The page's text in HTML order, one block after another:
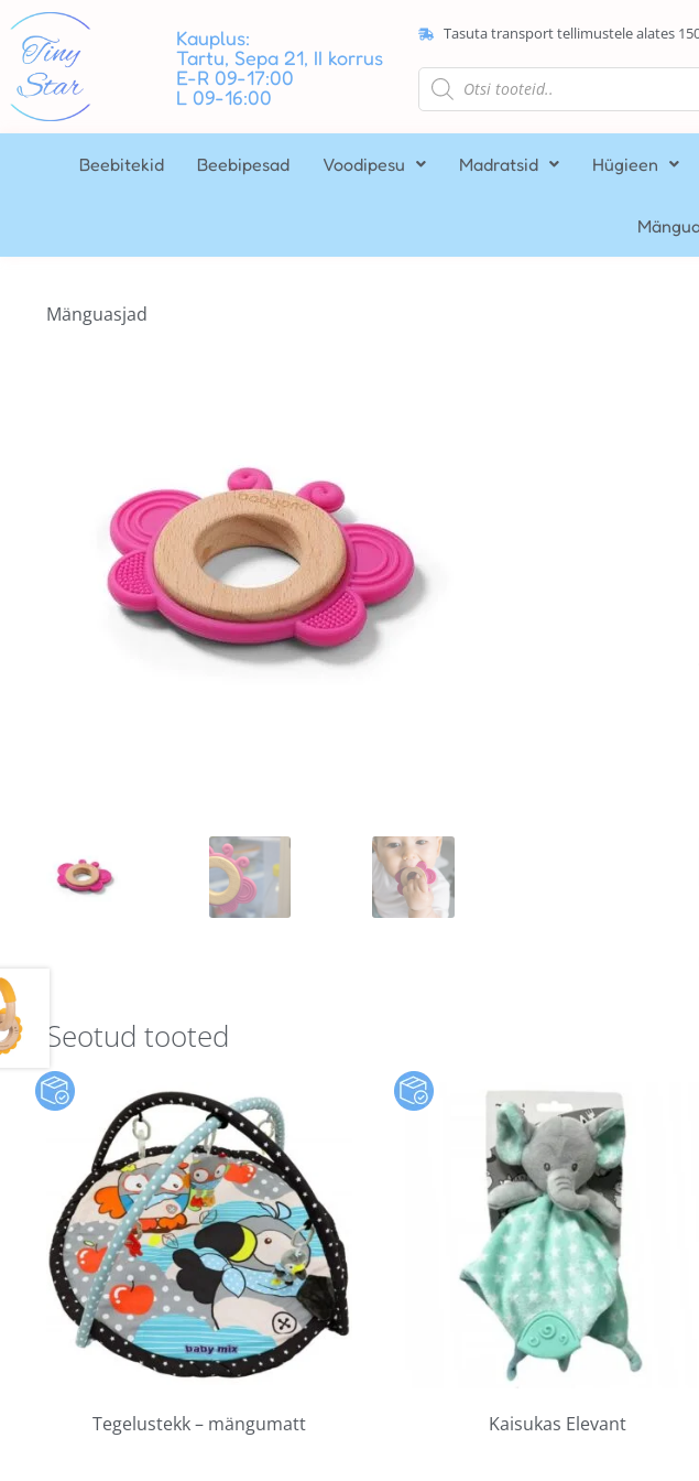
Kauplus:
Tartu, Sepa 21, II korrus
E-R 09-17:00
L 09-16:00
Tasuta transport tellimustele alates
Beebitekid Beebipesad Voodipesu Madratsid Hügieen
Mänguasjad
Seotud tooted
Tegelustekk – mängumatt Kaisukas Elevant